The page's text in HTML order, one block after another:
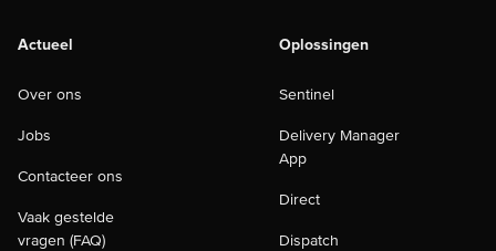
Actueel
Over ons
Jobs
Contacteer ons
Vaak gestelde
vragen (FAQ)
Oplossingen
Sentinel
Delivery Manager
App
Direct
Dispatch